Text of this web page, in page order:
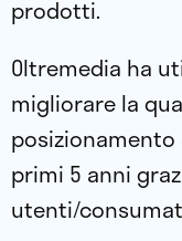
prodotti.
Oltremedia ha
migliorare la
posizionamento
primi 5 anni
utenti/